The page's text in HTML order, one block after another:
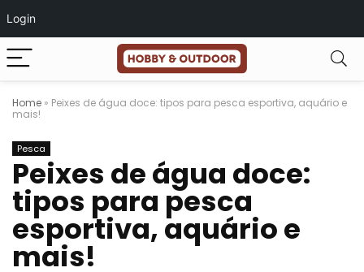
Login
Home » Peixes de água doce: tipos para pesca esportiva, aquário e
mais!
Pesca
Peixes de água doce:
tipos para pesca
esportiva, aquário e
mais!